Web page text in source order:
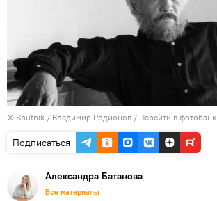
© Sputnik / Владимир Родионов / Перейти в фотобанк
Подписаться
Александра Батанова
Все материалы